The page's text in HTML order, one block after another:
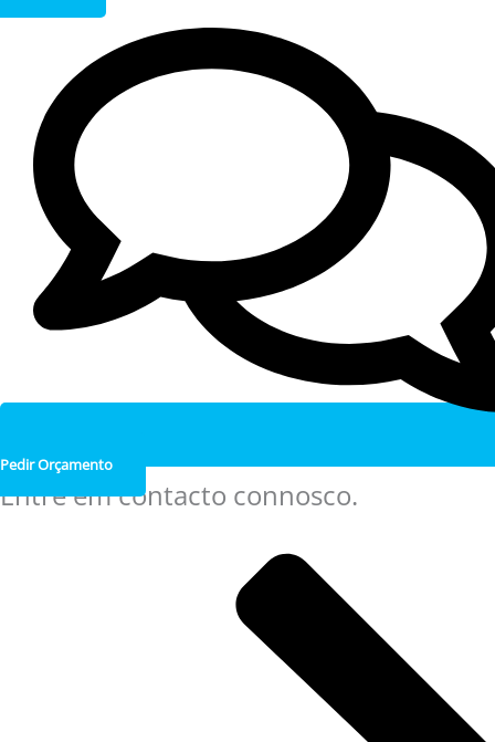
Pedir Orçamento
Entre em contacto connosco.